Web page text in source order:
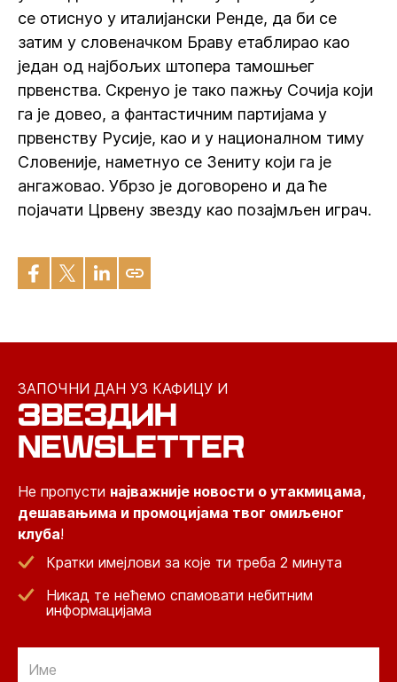
се отиснуо у италијански Ренде, да би се
затим у словеначком Браву етаблирао као
један од најбољих штопера тамошњег
првенства. Скренуо је тако пажњу Сочија који
га је довео, а фантастичним партијама у
првенству Русије, као и у националном тиму
Словеније, наметнуо се Зениту који га је
ангажовао. Убрзо је договорено и да ће
појачати Црвену звезду као позајмљен играч.
ЗАПОЧНИ ДАН УЗ КАФИЦУ И
ЗВЕЗДИН
NEWSLETTER
Не пропусти најважније новости о утакмицама,
дешавањима и промоцијама твог омиљеног
клуба!
Кратки имејлови за које ти треба 2 минута
Никад те нећемо спамовати небитним
информацијама